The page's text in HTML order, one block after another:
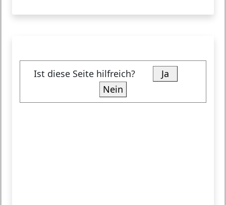
Ist diese Seite hilfreich?
Ja
Nein